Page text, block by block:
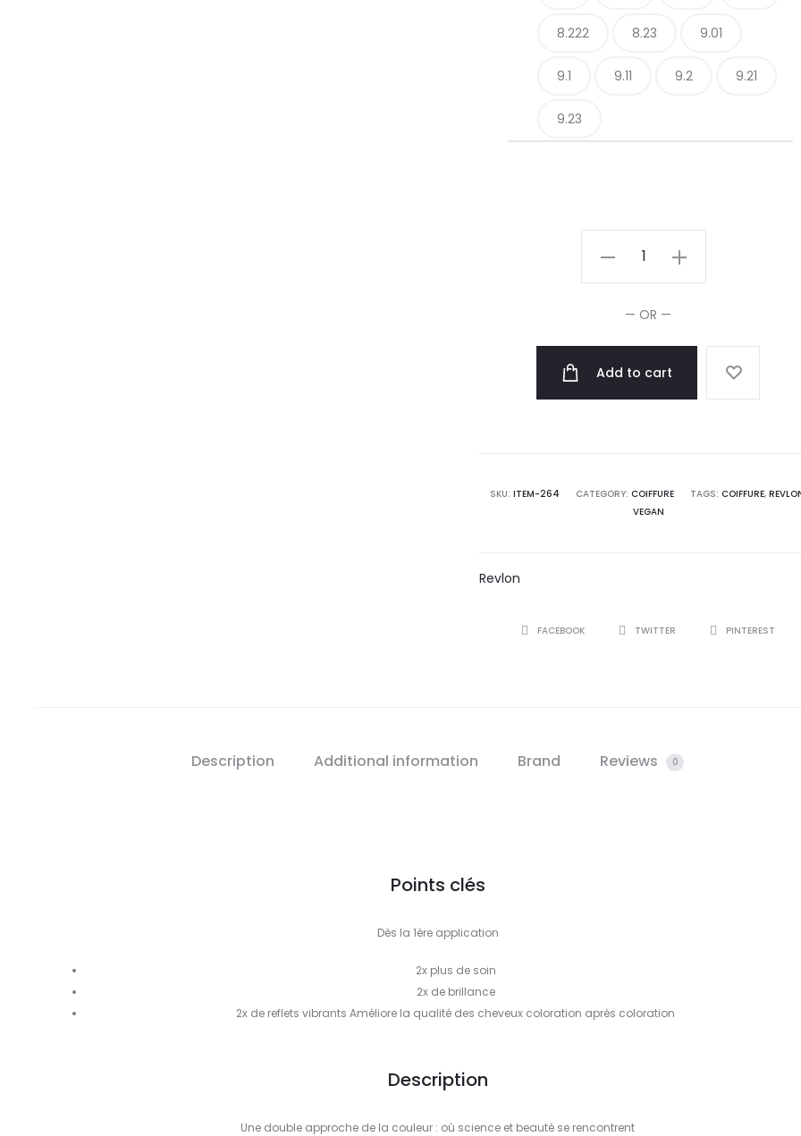
8.222 8.23 9.01
9.1 9.11 9.2 9.21
9.23
Revlonissimo
quantity
— OR —
Add to cart
SKU:ITEM-264 CATEGORY:COIFFURE TAGS:COIFFURE,
VEGAN
Revlon
SHAREFACEBOOK TWITTER PINTEREST
Description Additional information Brand Reviews 0
Points clés
Dès la 1ère application
2x plus de soin
2x de brillance
2x de reflets vibrants Améliore la qualité des cheveux coloration après coloration
Description
Une double approche de la couleur : où science et beauté se rencontrent